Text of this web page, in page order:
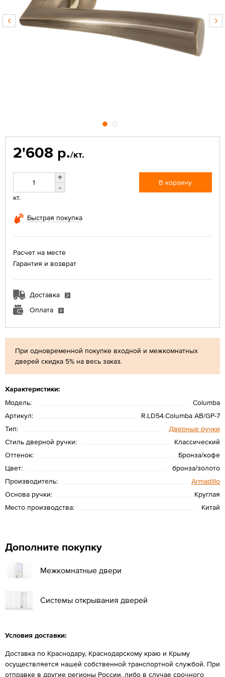
При одновременной покупке входной и межкомнатных
дверей скидка 5% на весь заказ.
Характеристики:
Модель:
Columba
Артикул:
R.LD54.Columba AB/GP-7
Тип:
Дверные ручки
Стиль дверной ручки:
Классический
Оттенок:
Бронза/кофе
Цвет:
бронза/золото
Производитель:
Armadillo
Основа ручки:
Круглая
Место производства:
Китай
2'608 р./кт.
+
-
кт.
В корзину
Быстрая покупка
Расчет на месте
Гарантия и возврат
Доставка
Оплата
Дополните покупку
Межкомнатные двери
Системы открывания дверей
Условия доставки:
Доставка по Краснодару, Краснодарскому краю и Крыму
осуществляется нашей собственной транспортной службой. При
отправке в другие регионы России, либо в случае срочного